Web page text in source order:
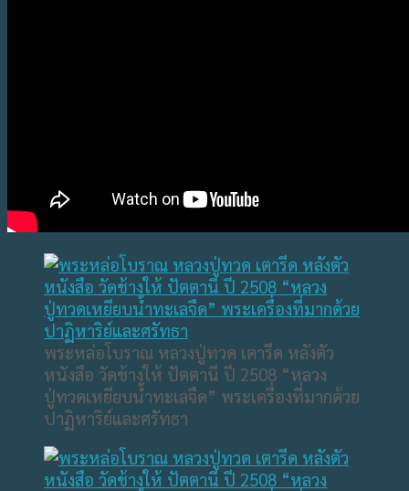
พระหล่อโบราณ หลวงปู่ทวด เตารีด หลังตัว
หนังสือ วัดช้างให้ ปัตตานี ปี 2508 “หลวง
ปู่ทวดเหยียบน้ำทะเลจืด” พระเครื่องที่มากด้วย
ปาฏิหาริย์และศรัทธา